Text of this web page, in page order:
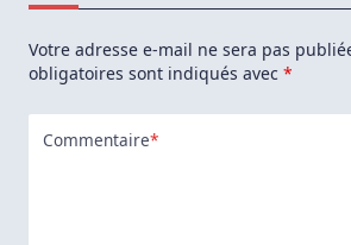
Votre adresse e-mail ne sera pas
obligatoires sont indiqués avec *
Commentaire*